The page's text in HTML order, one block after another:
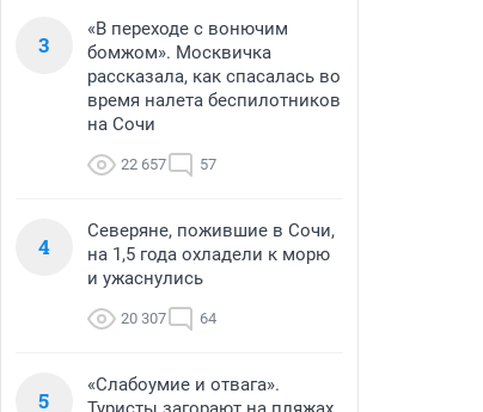
3
«В переходе с вонючим
бомжом». Москвичка
рассказала, как спасалась во
время налета беспилотников
на Сочи
22 657 57
4
Северяне, пожившие в Сочи,
на 1,5 года охладели к морю
и ужаснулись
20 307 64
5
«Слабоумие и отвага».